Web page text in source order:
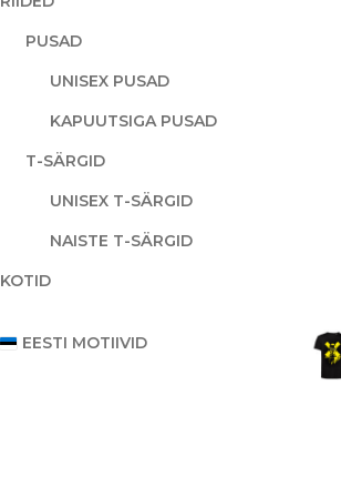
PUSAD
UNISEX PUSAD
KAPUUTSIGA PUSAD
T-SÄRGID
UNISEX T-SÄRGID
NAISTE T-SÄRGID
KOTID
EESTI MOTIIVID